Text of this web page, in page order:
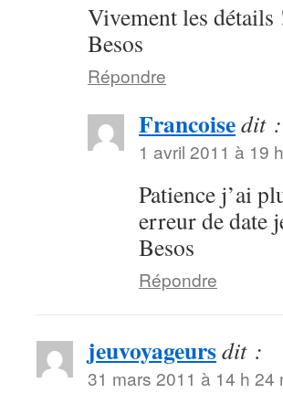
Vivement les détails
Besos
Répondre
Francoisedit :
1 avril 2011 à 19
Patience j’ai
erreur de date
Besos
Répondre
jeuvoyageursdit :
31 mars 2011 à 14 h 24